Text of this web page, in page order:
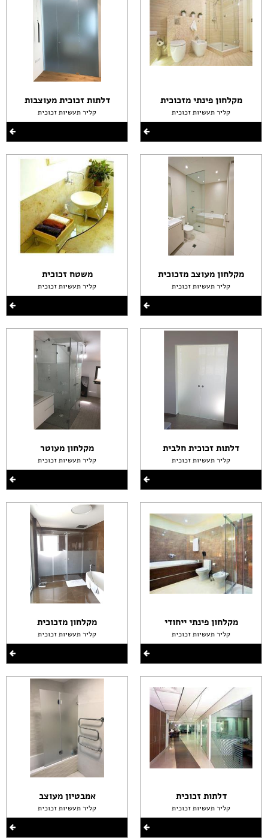
מקלחון פינתי מזכוכית
קליר תעשיות זכוכית
מקלחון מעוצב מזכוכית
קליר תעשיות זכוכית
דלתות זכוכית חלבית
קליר תעשיות זכוכית
מקלחון פינתי ייחודי
קליר תעשיות זכוכית
דלתות זכוכית
קליר תעשיות זכוכית
דלתות זכוכית מעוצבות
קליר תעשיות זכוכית
משטח זכוכית
קליר תעשיות זכוכית
מקלחון מעוטר
קליר תעשיות זכוכית
מקלחון מזכוכית
קליר תעשיות זכוכית
אמבטיון מעוצב
קליר תעשיות זכוכית